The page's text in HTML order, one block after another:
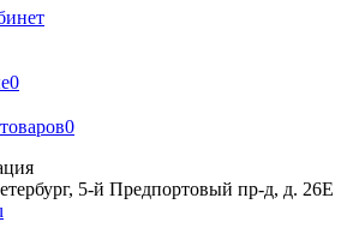
0
0
5-й Предпортовый пр-д, д. 26Е